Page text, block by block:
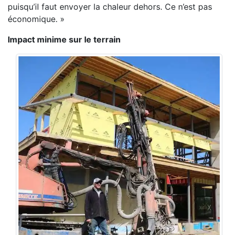
puisqu’il faut envoyer la chaleur dehors. Ce n’est pas
économique. »
Impact minime sur le terrain